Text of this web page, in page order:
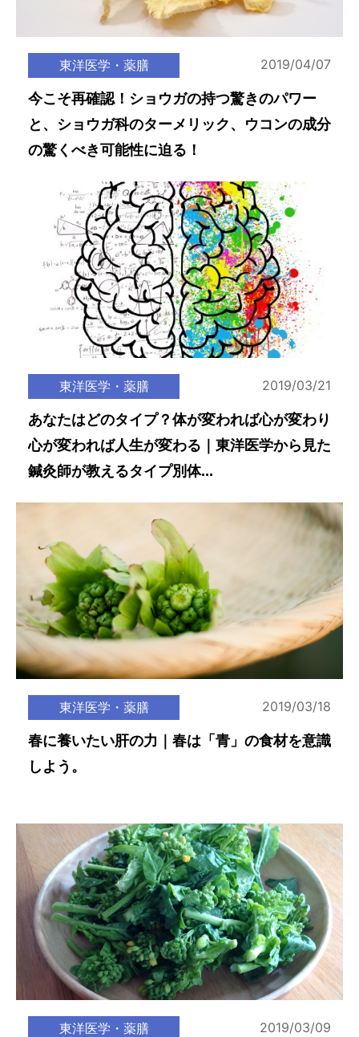
東洋医学・薬膳 2019/04/07
今こそ再確認！ショウガの持つ驚きのパワー
と、ショウガ科のターメリック、ウコンの成分
の驚くべき可能性に迫る！
東洋医学・薬膳 2019/03/21
あなたはどのタイプ？体が変われば心が変わり
心が変われば人生が変わる｜東洋医学から見た
鍼灸師が教えるタイプ別体...
東洋医学・薬膳 2019/03/18
春に養いたい肝の力｜春は「青」の食材を意識
しよう。
東洋医学・薬膳 2019/03/09